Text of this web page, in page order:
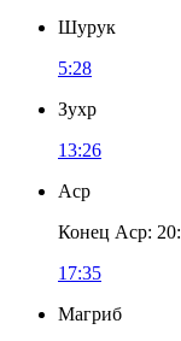
Шурук
5:28
Зухр
13:26
Аср
Конец Аср:
17:35
Магриб